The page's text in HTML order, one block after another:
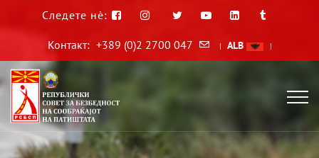
Следете нè:
Контакт: +389 (0)2 2700 047 | ALB |